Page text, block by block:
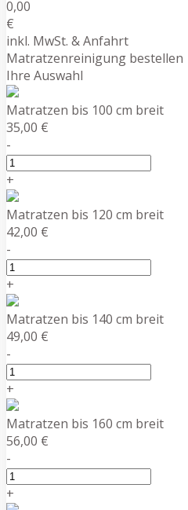
0,00
€
inkl. MwSt. & Anfahrt
Matratzenreinigung bestellen
Ihre Auswahl
Matratzen bis 100 cm breit
35,00 €
-
+
Matratzen bis 120 cm breit
42,00 €
-
+
Matratzen bis 140 cm breit
49,00 €
-
+
Matratzen bis 160 cm breit
56,00 €
-
+